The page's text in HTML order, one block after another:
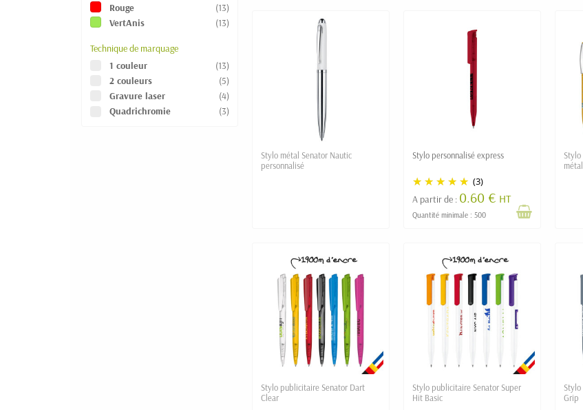
Rouge
(13)
VertAnis
(13)
Technique de marquage
1 couleur
(13)
2 couleurs
(5)
Gravure laser
(4)
Quadrichromie
(3)
Stylo métal Senator Nautic
personnalisé
Stylo personnalisé express
(3)
A partir de : 0.60 € HT
Quantité minimale : 500
Stylo
métal
Stylo publicitaire Senator Dart
Clear
Stylo publicitaire Senator Super
Hit Basic
Grip